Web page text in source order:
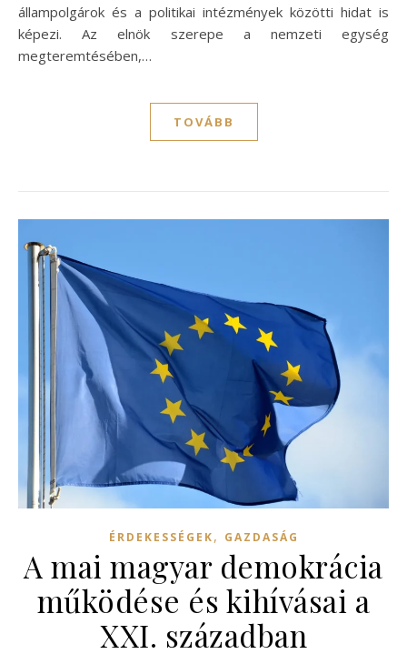
állampolgárok és a politikai intézmények közötti hidat is
képezi. Az elnök szerepe a nemzeti egység
megteremtésében,…
TOVÁBB
ÉRDEKESSÉGEK, GAZDASÁG
A mai magyar demokrácia
működése és kihívásai a
XXI. században